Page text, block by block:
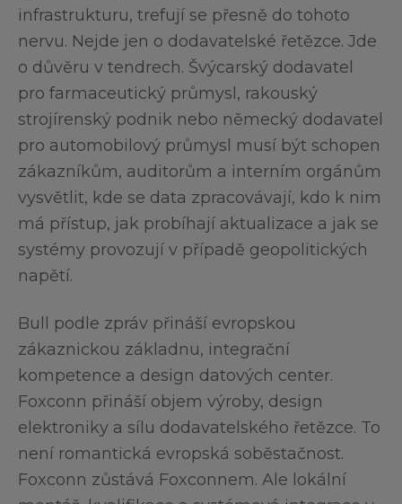
infrastrukturu, trefují se přesně do tohoto
nervu. Nejde jen o dodavatelské řetězce. Jde
o důvěru v tendrech. Švýcarský dodavatel
pro farmaceutický průmysl, rakouský
strojírenský podnik nebo německý dodavatel
pro automobilový průmysl musí být schopen
zákazníkům, auditorům a interním orgánům
vysvětlit, kde se data zpracovávají, kdo k nim
má přístup, jak probíhají aktualizace a jak se
systémy provozují v případě geopolitických
napětí.
Bull podle zpráv přináší evropskou
zákaznickou základnu, integrační
kompetence a design datových center.
Foxconn přináší objem výroby, design
elektroniky a sílu dodavatelského řetězce. To
není romantická evropská soběstačnost.
Foxconn zůstává Foxconnem. Ale lokální